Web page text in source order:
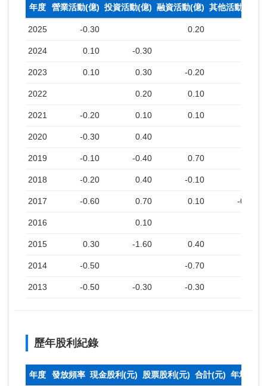
年度 營業活動(億) 投資活動(億) 融資活動(億) 其他活動(億)
2025 -0.30 0.20
2024 0.10 -0.30
2023 0.10 0.30 -0.20
2022 0.20 0.10
2021 -0.20 0.10 0.10
2020 -0.30 0.40
2019 -0.10 -0.40 0.70
2018 -0.20 0.40 -0.10
2017 -0.60 0.70 0.10 -0.10
2016 0.10
2015 0.30 -1.60 0.40
2014 -0.50 -0.70
2013 -0.50 -0.30 -0.30
歷年股利紀錄
年度 發放頻率 現金股利(元) 股票股利(元) 合計(元) 年均收盤